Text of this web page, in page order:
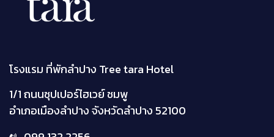
โรงแรม ที่พักลำปาง Tree tara Hotel
1/1 ถนนซุปเปอร์ไฮเวย์ ชมพู
อำเภอเมืองลำปาง จังหวัดลำปาง 52100